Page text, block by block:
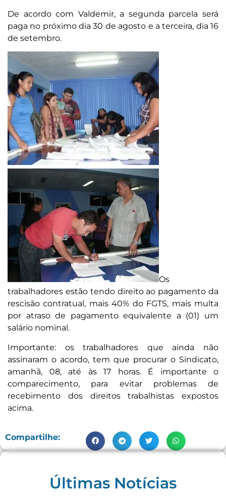
De acordo com Valdemir, a segunda parcela será
paga no próximo dia 30 de agosto e a terceira, dia 16
de setembro.
Os
trabalhadores estão tendo direito ao pagamento da
rescisão contratual, mais 40% do FGTS, mais multa
por atraso de pagamento equivalente a (01) um
salário nominal.
Importante: os trabalhadores que ainda não
assinaram o acordo, tem que procurar o Sindicato,
amanhã, 08, até às 17 horas. É importante o
comparecimento, para evitar problemas de
recebimento dos direitos trabalhistas expostos
acima.
Compartilhe:
Últimas Notícias